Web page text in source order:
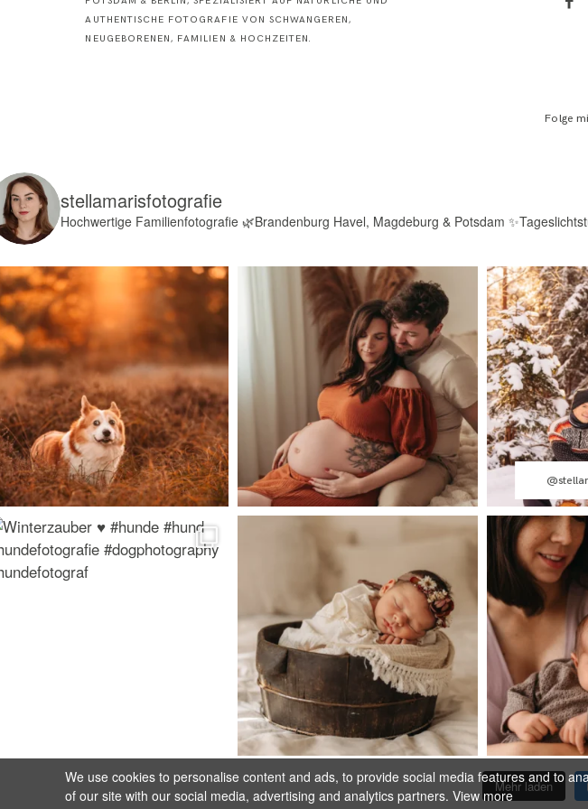
AUTHENTISCHE FOTOGRAFIE VON SCHWANGEREN,
NEUGEBORENEN, FAMILIEN & HOCHZEITEN.
Folge
stellamarisfotografie
Hochwertige Familienfotografie🌿Brandenburg Havel, Magdeburg & Potsdam
Mehr laden
We use cookies to personalise content and ads, to provide social media features and to
of our site with our social media, advertising and analytics partners. View more